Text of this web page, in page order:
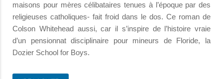
maisons pour mères célibataires tenues à l’époque par des
religieuses catholiques- fait froid dans le dos. Ce roman de
Colson Whitehead aussi, car il s’inspire de l’histoire vraie
d’un pensionnat disciplinaire pour mineurs de Floride, la
Dozier School for Boys.